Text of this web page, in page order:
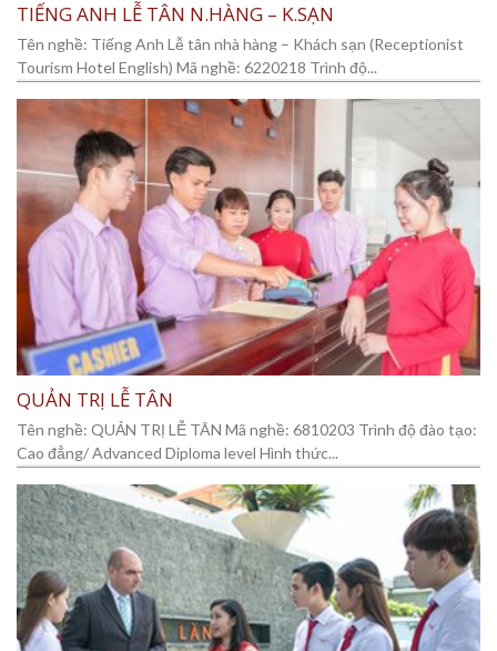
TIẾNG ANH LỄ TÂN N.HÀNG – K.SẠN
Tên nghề: Tiếng Anh Lễ tân nhà hàng – Khách sạn (Receptionist
Tourism Hotel English) Mã nghề: 6220218 Trình độ...
QUẢN TRỊ LỄ TÂN
Tên nghề: QUẢN TRỊ LỄ TÂN Mã nghề: 6810203 Trình độ đào tạo:
Cao đẳng/ Advanced Diploma level Hình thức...